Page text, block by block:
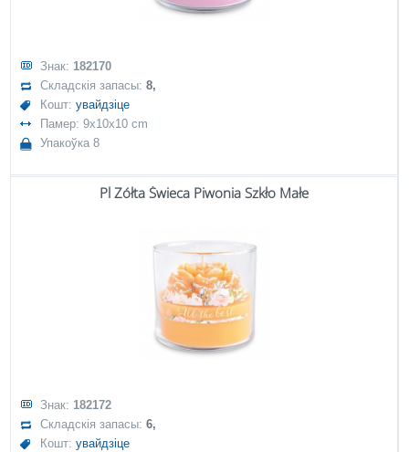
Знак: 182170
Складскія запасы:8,
Кошт:увайдзіце
Памер: 9x10x10 cm
Упакоўка 8
Pl Żółta Świeca Piwonia Szkło Małe
Знак: 182172
Складскія запасы:6,
Кошт:увайдзіце